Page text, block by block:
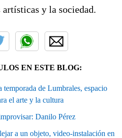
y la sociedad.
EN ESTE BLOG:
de Lumbrales, espacio
el arte y la cultura
Danilo Pérez
a un objeto, video-instalación en